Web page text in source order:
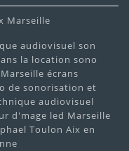
audiovisuel son
la location sono
écrans
de sonorisation et
audiovisuel
d'mage led Marseille
Toulon Aix en